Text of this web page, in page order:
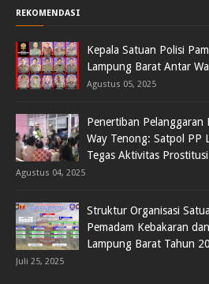
REKOMENDASI
Kepala Satuan Polisi
Lampung Barat Antar
Agustus 05, 2025
Penertiban Pelanggaran
Way Tenong: Satpol PP
Tegas Aktivitas
Agustus 04, 2025
Struktur Organisasi
Pemadam Kebakaran
Lampung Barat Tahun
Juli 25, 2025